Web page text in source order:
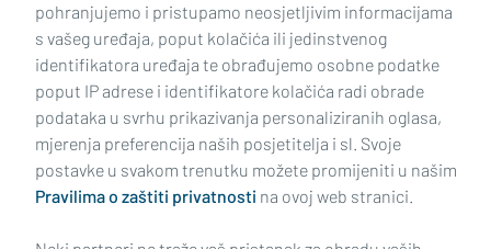
Impressum Uvjeti korištenja Politika privatnosti
Politika kolačića Kontakt Pritužbe Suradnici
pohranjujemo i pristupamo neosjetljivim informacijama
s vašeg uređaja, poput kolačića ili jedinstvenog
identifikatora uređaja te obrađujemo osobne podatke
poput IP adrese i identifikatore kolačića radi obrade
podataka u svrhu prikazivanja personaliziranih oglasa,
mjerenja preferencija naših posjetitelja i sl. Svoje
postavke u svakom trenutku možete promijeniti u našim
Pravilima o zaštiti privatnosti na ovoj web stranici.